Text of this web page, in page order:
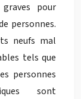
pour
personnes.
neufs mal
tels que
personnes
sont